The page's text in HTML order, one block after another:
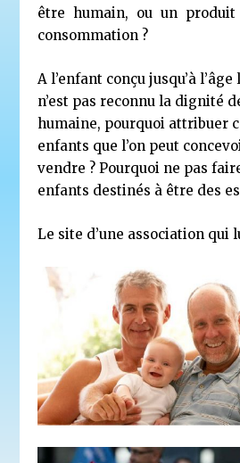
être humain, ou un
consommation ?
A l’enfant conçu jusqu’à
n’est pas reconnu la dignité
humaine, pourquoi attribuer
enfants que l’on peut
vendre ? Pourquoi ne pas
enfants destinés à être des
Le site d’une association qui